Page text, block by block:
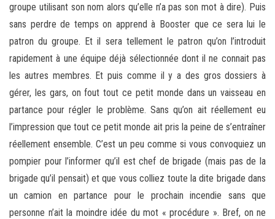
groupe utilisant son nom alors qu’elle n’a pas son mot à dire). Puis
sans perdre de temps on apprend à Booster que ce sera lui le
patron du groupe. Et il sera tellement le patron qu’on l’introduit
rapidement à une équipe déjà sélectionnée dont il ne connait pas
les autres membres. Et puis comme il y a des gros dossiers à
gérer, les gars, on fout tout ce petit monde dans un vaisseau en
partance pour régler le problème. Sans qu’on ait réellement eu
l’impression que tout ce petit monde ait pris la peine de s’entraîner
réellement ensemble. C’est un peu comme si vous convoquiez un
pompier pour l’informer qu’il est chef de brigade (mais pas de la
brigade qu’il pensait) et que vous colliez toute la dite brigade dans
un camion en partance pour le prochain incendie sans que
personne n’ait la moindre idée du mot « procédure ». Bref, on ne